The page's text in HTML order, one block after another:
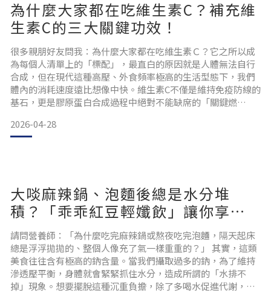
為什麼大家都在吃維生素C？補充維
生素C的三大關鍵功效！
很多親朋好友問我：為什麼大家都在吃維生素Ｃ？它之所以成
為每個人清單上的「標配」，最直白的原因就是人體無法自行
合成，但在現代這種高壓、外食頻率極高的生活型態下，我們
體內的消耗速度遠比想像中快。維生素C不僅是維持免疫防線的
基石，更是膠原蛋白合成過程中絕對不能缺席的「關鍵燃
用。與其說它是一份額外的補充，不如說它是幫身體日常「除
鏽」並啟動代謝機能的必需品，更是我們在對抗疲累感與追求
2026-04-28
大啖麻辣鍋、泡麵後總是水分堆
積？「乖乖紅豆輕孅飲」讓你享受
美食無負擔！
請問營養師：「為什麼吃完麻辣鍋或熬夜吃完泡麵，隔天起床
總是浮浮拋拋的、整個人像充了氣一樣重重的？」 其實，這類
美食往往含有極高的鈉含量。當我們攝取過多的鈉，為了維持
滲透壓平衡，身體就會緊緊抓住水分，造成所謂的「水排不
掉」現象。想要擺脫這種沉重負擔，除了多喝水促進代謝，聰